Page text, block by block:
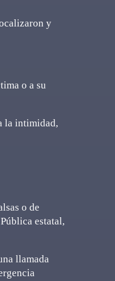
y
o a su
la intimidad,
o de
estatal,
llamada